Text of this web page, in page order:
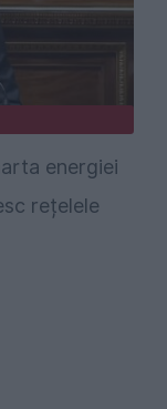
energiei
rețelele